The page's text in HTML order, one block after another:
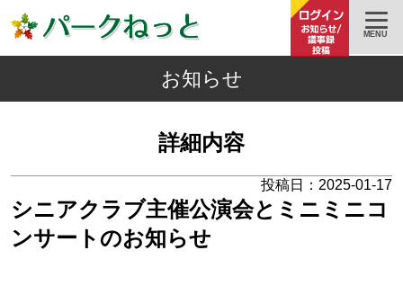
MENU
お知らせ
詳細内容
投稿日：2025-01-17
シニアクラブ主催公演会とミニミニコ
ンサートのお知らせ